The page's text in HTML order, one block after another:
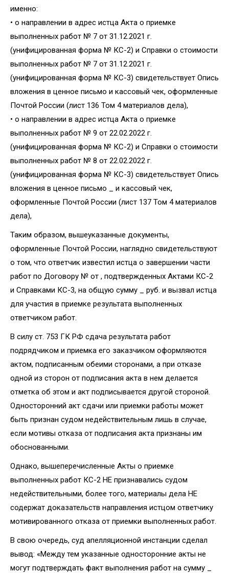
именно:
• о направлении в адрес истца Акта о приемке
выполненных работ № 7 от 31.12.2021 г.
(унифицированная форма № КС-2) и Справки о стоимости
выполненных работ № 7 от 31.12.2021 г.
(унифицированная форма № КС-3) свидетельствует Опись
вложения в ценное письмо и кассовый чек, оформленные
Почтой России (лист 136 Том 4 материалов дела),
• о направлении в адрес истца Акта о приемке
выполненных работ № 9 от 22.02.2022 г.
(унифицированная форма № КС-2) и Справки о стоимости
выполненных работ № 8 от 22.02.2022 г.
(унифицированная форма № КС-3) свидетельствует Опись
вложения в ценное письмо _ и кассовый чек,
оформленные Почтой России (лист 137 Том 4 материалов
дела),
Таким образом, вышеуказанные документы,
оформленные Почтой России, наглядно свидетельствуют
о том, что ответчик известил истца о завершении части
работ по Договору № от , подтвержденных Актами КС-2
и Справками КС-3, на общую сумму _ руб. и вызвал истца
для участия в приемке результата выполненных
ответчиком работ.
В силу ст. 753 ГК РФ сдача результата работ
подрядчиком и приемка его заказчиком оформляются
актом, подписанным обеими сторонами, а при отказе
одной из сторон от подписания акта в нем делается
отметка об этом и акт подписывается другой стороной.
Односторонний акт сдачи или приемки работы может
быть признан судом недействительным лишь в случае,
если мотивы отказа от подписания акта признаны им
обоснованными.
Однако, вышеперечисленные Акты о приемке
выполненных работ КС-2 НЕ признавались судом
недействительными, более того, материалы дела НЕ
содержат доказательств направления истцом ответчику
мотивированного отказа от приемки выполненных работ.
В свою очередь, суд апелляционной инстанции сделал
вывод: «Между тем указанные односторонние акты не
могут подтверждать факт выполнения работ на сумму _